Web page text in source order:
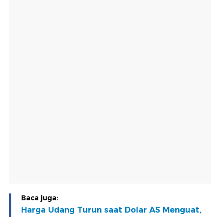
Baca juga:
Harga Udang Turun saat Dolar AS Menguat,